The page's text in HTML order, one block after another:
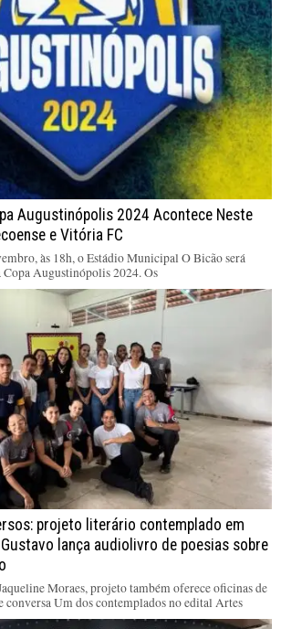
Augustinópolis 2024 Acontece Neste
e Vitória FC
às 18h, o Estádio Municipal O Bicão será
Augustinópolis 2024. Os
projeto literário contemplado em
lança audiolivro de poesias sobre
Moraes, projeto também oferece oficinas de
conversa Um dos contemplados no edital Artes